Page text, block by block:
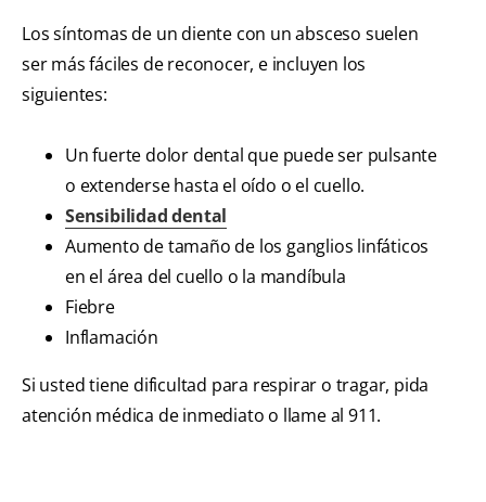
Los síntomas de un diente con un absceso suelen
ser más fáciles de reconocer, e incluyen los
siguientes:
Un fuerte dolor dental que puede ser pulsante
o extenderse hasta el oído o el cuello.
Sensibilidad dental
Aumento de tamaño de los ganglios linfáticos
en el área del cuello o la mandíbula
Fiebre
Inflamación
Si usted tiene dificultad para respirar o tragar, pida
atención médica de inmediato o llame al 911.